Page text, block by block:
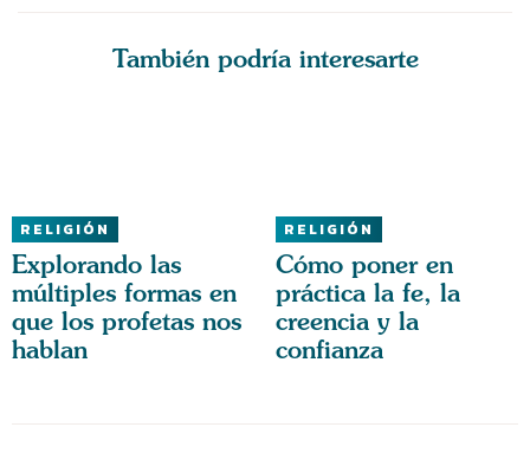
También podría interesarte
RELIGIÓN
Explorando las
múltiples formas en
que los profetas nos
hablan
RELIGIÓN
Cómo poner en
práctica la fe, la
creencia y la
confianza